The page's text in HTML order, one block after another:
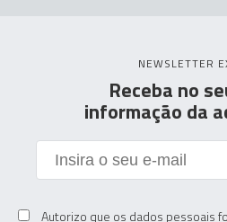
NEWSLETTER
Receba no
informação da
Autorizo que os dados pessoais